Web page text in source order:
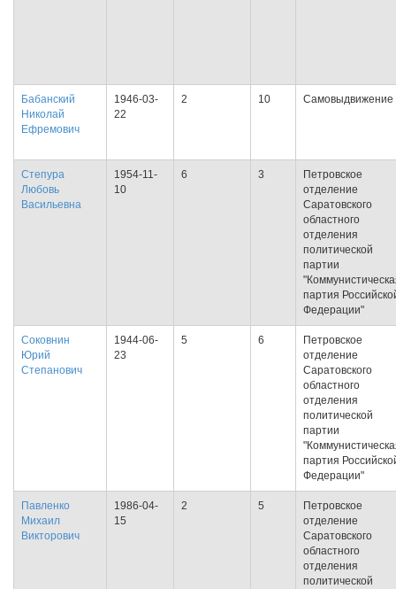
Бабанский
Николай
Ефремович
1946-03-
22
2 10 Самовыдвижение
Степура
Любовь
Васильевна
1954-11-
10
6 3
Петровское
отделение
Саратовского
областного
отделения
политической
партии
партия
Федерации"
Соковнин
Юрий
Степанович
1944-06-
23
5 6
Петровское
отделение
Саратовского
областного
отделения
политической
партии
партия
Федерации"
Павленко
Михаил
Викторович
1986-04-
15
2 5
Петровское
отделение
Саратовского
областного
отделения
политической